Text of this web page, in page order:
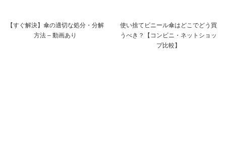
【すぐ解決】傘の適切な処分・分解
方法 – 動画あり
使い捨てビニール傘はどこでどう買
うべき？【コンビニ・ネットショッ
プ比較】